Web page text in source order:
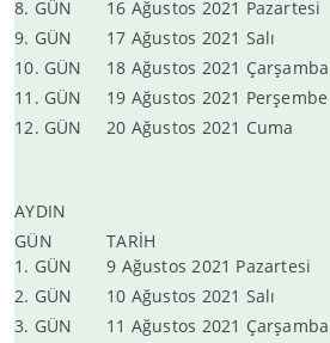
8. GÜN
16 Ağustos 2021 Pazartesi
9. GÜN
17 Ağustos 2021 Salı
10. GÜN
18 Ağustos 2021 Çarşamba
11. GÜN
19 Ağustos 2021 Perşembe
12. GÜN
20 Ağustos 2021 Cuma
AYDIN
GÜN
TARİH
1. GÜN
9 Ağustos 2021 Pazartesi
2. GÜN
10 Ağustos 2021 Salı
3. GÜN
11 Ağustos 2021 Çarşamba